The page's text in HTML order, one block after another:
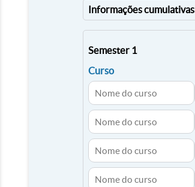
Informações
Semester 1
Curso